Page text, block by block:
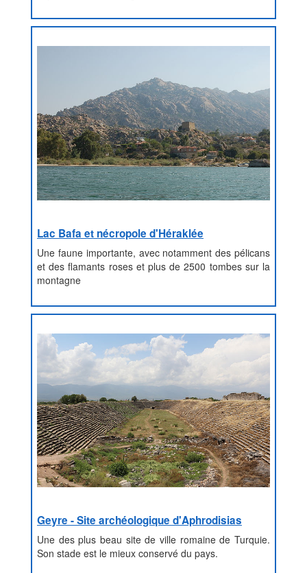
Lac Bafa et nécropole d'Héraklée
Une faune importante, avec notamment des pélicans
et des flamants roses et plus de 2500 tombes sur la
montagne
Geyre - Site archéologique d'Aphrodisias
Une des plus beau site de ville romaine de Turquie.
Son stade est le mieux conservé du pays.